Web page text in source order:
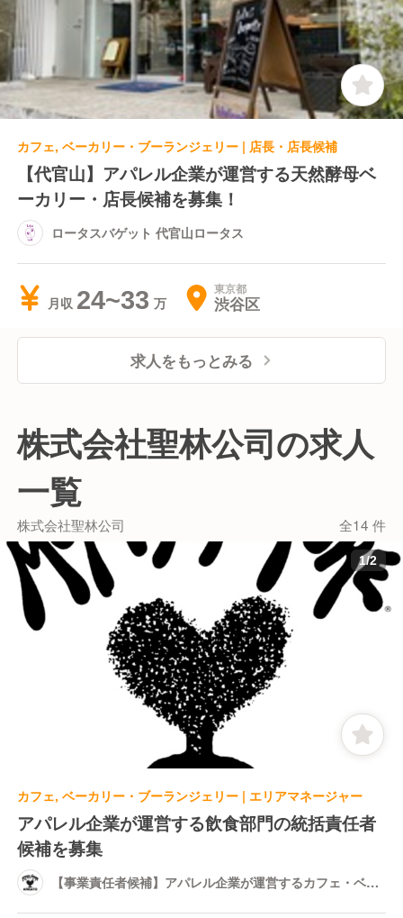
カフェ, ベーカリー・ブーランジェリー | 店長・店長候補
【代官山】アパレル企業が運営する天然酵母ベ
ーカリー・店長候補を募集！
ロータスバゲット 代官山ロータス
月収 24~33 東京都
渋谷区
求人をもっとみる
株式会社聖林公司の求人
一覧
株式会社聖林公司 全14 件
1/2
カフェ, ベーカリー・ブーランジェリー | エリアマネージャー
アパレル企業が運営する飲食部門の統括責任者
候補を募集
【事業責任者候補】アパレル企業が運営するカフェ・ベー